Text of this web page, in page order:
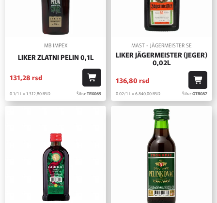
MB IMPEX
LIKER ZLATNI PELIN 0,1L
131,28 rsd
0.1/1 L = 1.312,80RSD Šifra:TRX069
MAST - JÄGERMEISTER SE
LIKER JÄGERMEISTER (JEGER)
0,02L
136,80 rsd
0.02/1 L = 6.840,00RSD Šifra:GTR087